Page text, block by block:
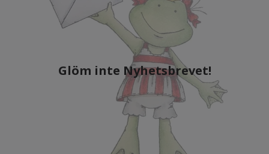
Glöm inte Nyhetsbrevet!